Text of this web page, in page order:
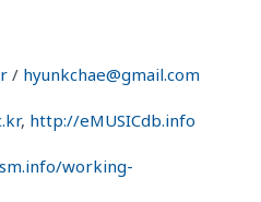
/ hyunkchae@gmail.com
, http://eMUSICdb.info
working-